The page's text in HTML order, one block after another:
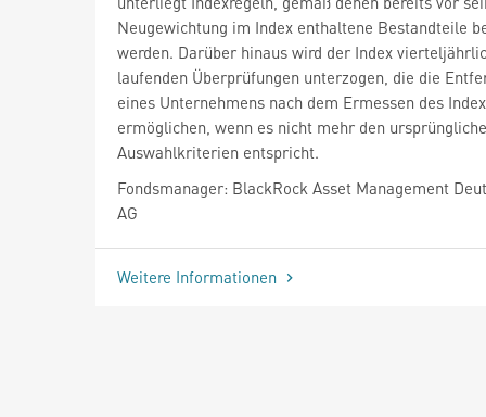
Neugewichtung im Index enthaltene Bestandteile
werden. Darüber hinaus wird der Index
laufenden Überprüfungen unterzogen, die die
eines Unternehmens nach dem Ermessen des
ermöglichen, wenn es nicht mehr den
Auswahlkriterien entspricht.
Fondsmanager: BlackRock Asset Management
AG
Weitere Informationen